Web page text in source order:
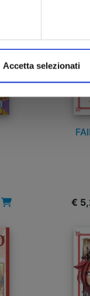
Accetta selezionati
€